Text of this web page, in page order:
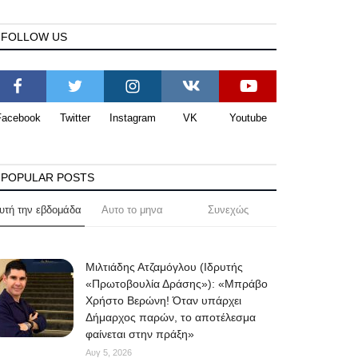
FOLLOW US
Twitter Instagram VK Youtube
POPULAR POSTS
την εβδομάδα Αυτο το μηνα Συνεχώς
Μιλτιάδης Ατζαμόγλου (Ιδρυτής
«Πρωτοβουλία Δράσης»): «Μπράβο
Χρήστο Βερώνη! Όταν υπάρχει
Δήμαρχος παρών, το αποτέλεσμα
φαίνεται στην πράξη»
Αυγ 5, 2026